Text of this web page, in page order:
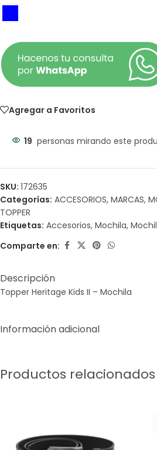
Agregar a Favoritos
19 personas mirando este
SKU: 172635
Categorías: ACCESORIOS, MARCAS,
TOPPER
Etiquetas: Accesorios, Mochila,
Comparte en:
Descripción
Topper Heritage Kids II – Mochila
Información adicional
Productos relacionados